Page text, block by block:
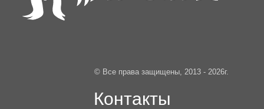
© Все права защищены, 2013 - 2026г.
Контакты